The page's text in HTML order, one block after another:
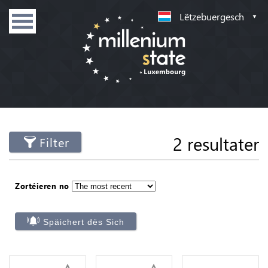
Lëtzebuergesch
Filter 2 resultater
Zortéieren no
Späichert dës Sich